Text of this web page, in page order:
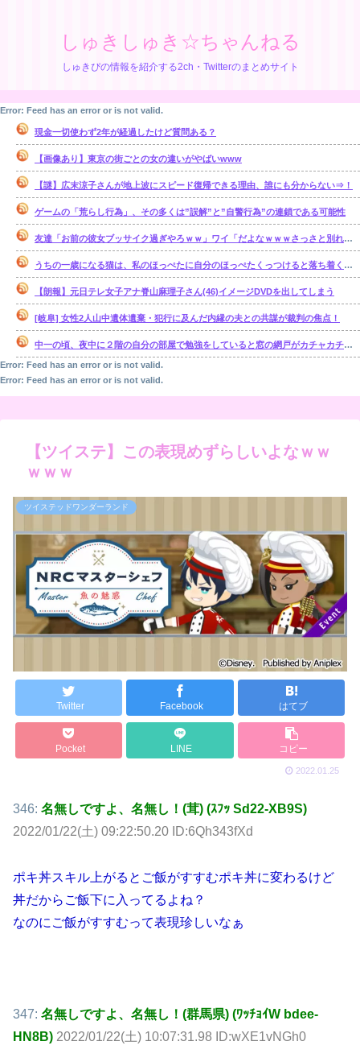
しゅきしゅき☆ちゃんねる
しゅきぴの情報を紹介する2ch・Twitterのまとめサイト
Error: Feed has an error or is not valid.
現金一切使わず2年が経過したけど質問ある？
【画像あり】東京の街ごとの女の違いがやばいwww
【謎】広末涼子さんが地上波にスピード復帰できる理由、誰にも分からない⇒！
ゲームの「荒らし行為」、その多くは”誤解”と”自警行為”の連鎖である可能性
友達「お前の彼女ブッサイク過ぎやろｗｗ」ワイ「だよなｗｗｗさっさと別れたいわｗｗｗ」
うちの一歳になる猫は、私のほっぺたに自分のほっぺたくっつけると落ち着くのか・・・【再】
【朗報】元日テレ女子アナ脊山麻理子さん(46)イメージDVDを出してしまう
[岐阜] 女性2人山中遺体遺棄・犯行に及んだ内縁の夫との共謀が裁判の焦点！
中一の頃、夜中に２階の自分の部屋で勉強をしていると窓の網戸がカチャカチャ鳴り出した。【再】
Error: Feed has an error or is not valid.
Error: Feed has an error or is not valid.
【ツイステ】この表現めずらしいよなｗｗ
ｗｗｗ
ツイステッドワンダーランド
Twitter Facebook はてブ
Pocket LINE コピー
2022.01.25
346: 名無しですよ、名無し！(茸) (ｽﾌｯ Sd22-XB9S)
2022/01/22(土) 09:22:50.20 ID:6Qh343fXd
ポキ丼スキル上がるとご飯がすすむポキ丼に変わるけど
丼だからご飯下に入ってるよね？
なのにご飯がすすむって表現珍しいなぁ
347: 名無しですよ、名無し！(群馬県) (ﾜｯﾁｮｲW bdee-
HN8B) 2022/01/22(土) 10:07:31.98 ID:wXE1vNGh0